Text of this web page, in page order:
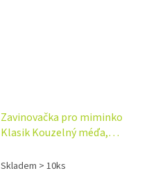
Zavinovačka pro miminko
Klasik Kouzelný méďa,
Skladem > 10ks